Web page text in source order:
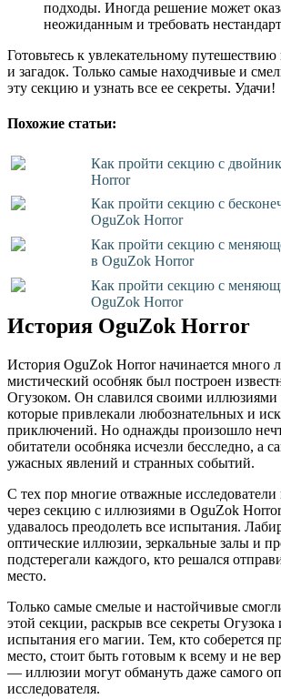
подходы. Иногда решение может
неожиданным и требовать
Готовьтесь к увлекательному
и загадок. Только самые находчивые и
эту секцию и узнать все ее секреты. Удачи!
Похожие статьи:
Как пройти секцию с
Horror
Как пройти секцию с
OguZok Horror
Как пройти секцию с
в OguZok Horror
Как пройти секцию с
OguZok Horror
История OguZok Horror
История OguZok Horror начинается много
мистический особняк был построен
Огузоком. Он славился своими иллюзиями
которые привлекали любознательных и
приключений. Но однажды произошло
обитатели особняка исчезли бесследно, а
ужасных явлений и странных событий.
С тех пор многие отважные
через секцию с иллюзиями в OguZok
удавалось преодолеть все испытания.
оптические иллюзии, зеркальные залы и
подстерегали каждого, кто решался
место.
Только самые смелые и настойчивые
этой секции, раскрыв все секреты Огузока
испытания его магии. Тем, кто соберется
место, стоит быть готовым к всему и не
— иллюзии могут обмануть даже самого
исследователя.